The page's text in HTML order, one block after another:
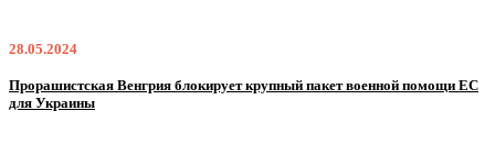
28.05.2024
Прорашистская Венгрия блокирует крупный пакет военной помощи ЕС
для Украины